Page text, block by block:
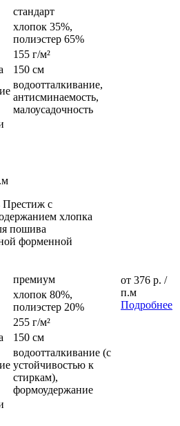
стандарт
хлопок 35%,
полиэстер 65%
155 г/м²
150 см
водоотталкивание,
антисминаемость,
малоусадочность
Престиж с
хлопка
пошива
форменной
премиум
хлопок 80%,
полиэстер 20%
255 г/м²
150 см
водоотталкивание (с
устойчивостью к
стиркам),
формоудержание
от 376 р. /
п.м
Подробнее